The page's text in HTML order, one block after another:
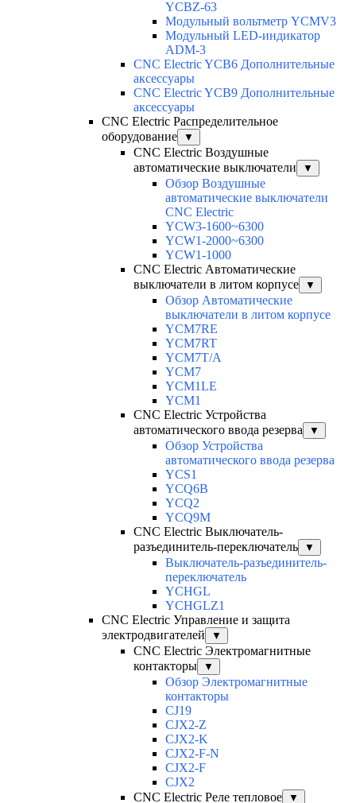
YCBZ-63
Модульный вольтметр YCMV3
Модульный LED-индикатор
ADM-3
CNC Electric YCB6 Дополнительные
аксессуары
CNC Electric YCB9 Дополнительные
аксессуары
CNC Electric Распределительное
оборудование
▼
CNC Electric Воздушные
автоматические выключатели
▼
Обзор Воздушные
автоматические выключатели
CNC Electric
YCW3-1600~6300
YCW1-2000~6300
YCW1-1000
CNC Electric Автоматические
выключатели в литом корпусе
▼
Обзор Автоматические
выключатели в литом корпусе
YCM7RE
YCM7RT
YCM7T/A
YCM7
YCM1LE
YCM1
CNC Electric Устройства
автоматического ввода резерва
▼
Обзор Устройства
автоматического ввода резерва
YCS1
YCQ6B
YCQ2
YCQ9M
CNC Electric Выключатель-
разъединитель-переключатель
▼
Выключатель-разъединитель-
переключатель
YCHGL
YCHGLZ1
CNC Electric Управление и защита
электродвигателей
▼
CNC Electric Электромагнитные
контакторы
▼
Обзор Электромагнитные
контакторы
CJ19
CJX2-Z
CJX2-K
CJX2-F-N
CJX2-F
CJX2
CNC Electric Реле тепловое
▼